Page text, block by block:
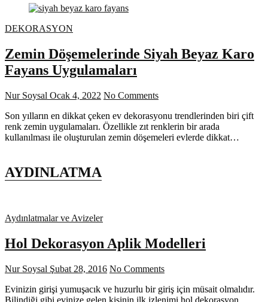
DEKORASYON
Zemin Döşemelerinde Siyah Beyaz Karo
Fayans Uygulamaları
Nur Soysal Ocak 4, 2022 No Comments
Son yılların en dikkat çeken ev dekorasyonu trendlerinden biri çift
renk zemin uygulamaları. Özellikle zıt renklerin bir arada
kullanılması ile oluşturulan zemin döşemeleri evlerde dikkat…
AYDINLATMA
Aydınlatmalar ve Avizeler
Hol Dekorasyon Aplik Modelleri
Nur Soysal Şubat 28, 2016 No Comments
Evinizin girişi yumuşacık ve huzurlu bir giriş için müsait olmalıdır.
Bilindiği gibi evinize gelen kişinin ilk izlenimi hol dekorasyon